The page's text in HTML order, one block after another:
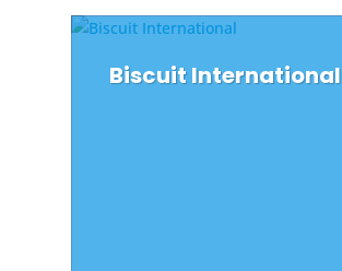
Biscuit International